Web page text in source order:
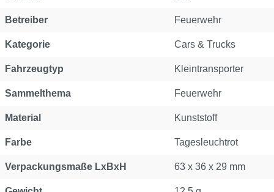
Betreiber Feuerwehr
Kategorie Cars & Trucks
Fahrzeugtyp Kleintransporter
Sammelthema Feuerwehr
Material Kunststoff
Farbe Tagesleuchtrot
Verpackungsmaße LxBxH 63 x 36 x 29 mm